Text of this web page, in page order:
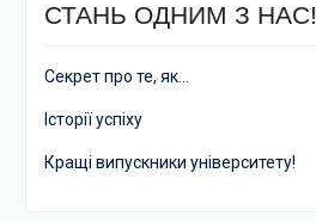
СТАНЬ ОДНИМ З НАС!
Секрет про те, як…
Історії успіху
Кращі випускники університету!